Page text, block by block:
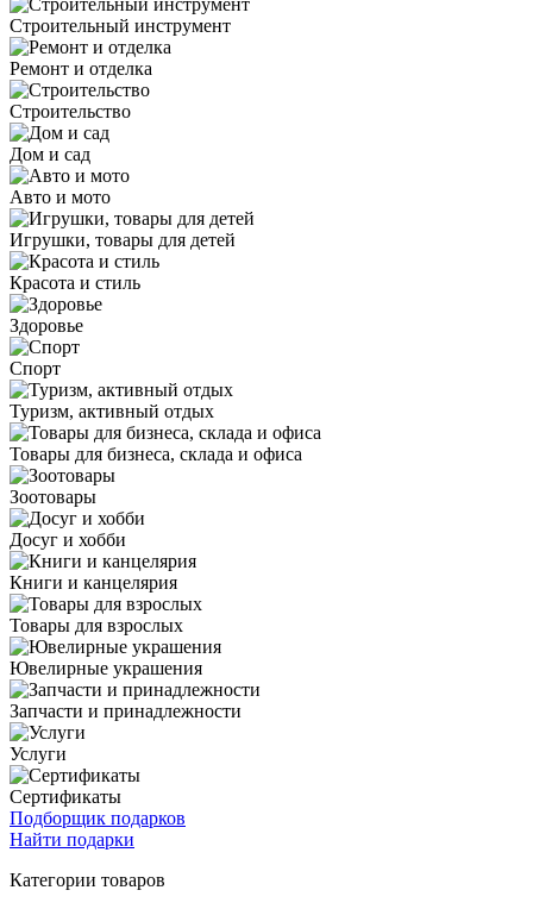
Строительный инструмент
Ремонт и отделка
Строительство
Дом и сад
Авто и мото
Игрушки, товары для детей
Красота и стиль
Здоровье
Спорт
Туризм, активный отдых
Товары для бизнеса, склада и офиса
Зоотовары
Досуг и хобби
Книги и канцелярия
Товары для взрослых
Ювелирные украшения
Запчасти и принадлежности
Услуги
Сертификаты
Подборщик подарков
Найти подарки
Категории товаров